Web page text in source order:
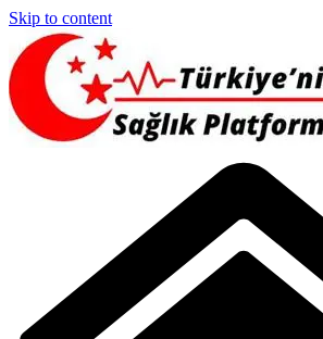
Skip to content